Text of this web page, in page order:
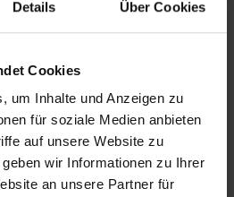
Details Über Cookies
Cookies
um Inhalte und Anzeigen zu
für soziale Medien anbieten
auf unsere Website zu
wir Informationen zu Ihrer
an unsere Partner für